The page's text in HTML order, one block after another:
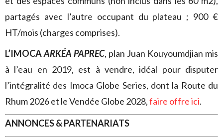
partagés avec l’autre occupant du plateau ; 900 €
HT/mois (charges comprises).
L’IMOCAARKÉA PAPREC, plan Juan Kouyoumdjian mis
à l’eau en 2019, est à vendre, idéal pour disputer
l’intégralité des Imoca Globe Series, dont la Route du
Rhum 2026 et le Vendée Globe 2028,faire offre ici.
ANNONCES & PARTENARIATS